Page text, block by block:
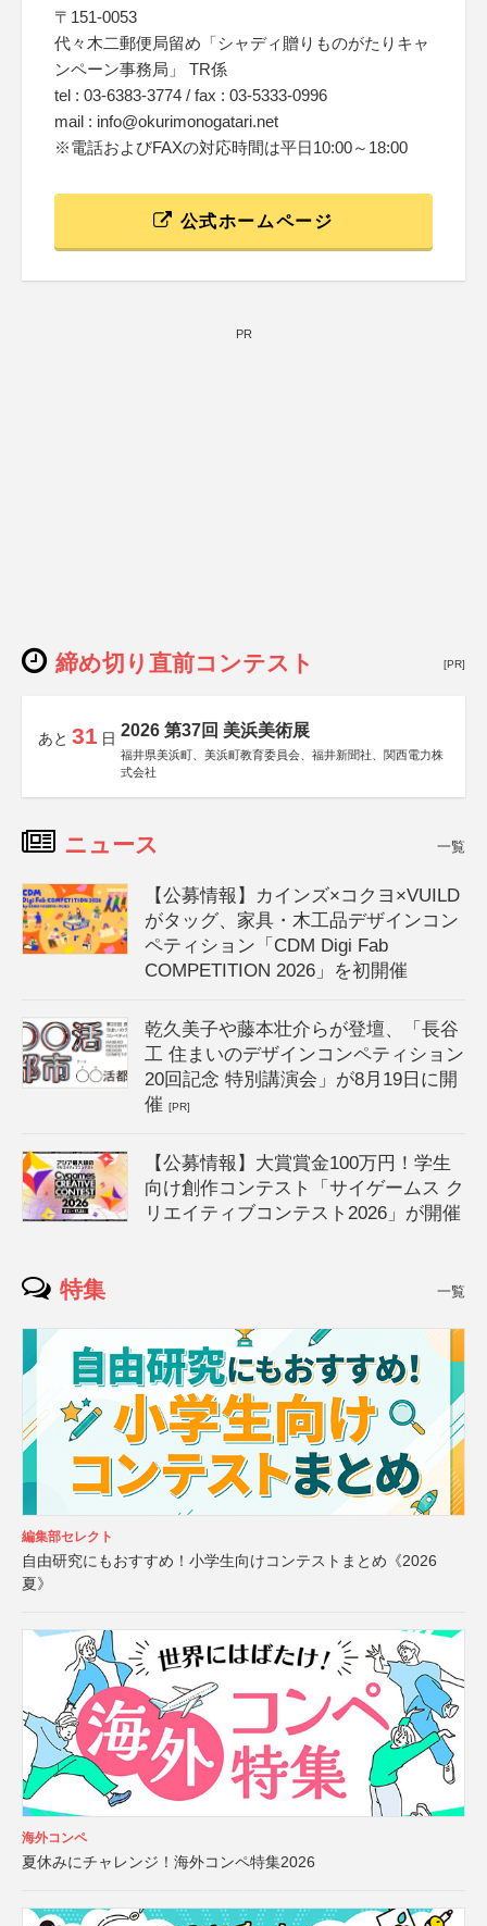
〒151-0053
代々木二郵便局留め「シャディ贈りものがたりキャ
ンペーン事務局」 TR係
tel : 03-6383-3774 / fax : 03-5333-0996
mail : info@okurimonogatari.net
※電話およびFAXの対応時間は平日10:00～18:00
公式ホームページ
PR
締め切り直前コンテスト [PR]
あと 31 日 2026 第37回 美浜美術展
福井県美浜町、美浜町教育委員会、福井新聞社、関西電力株
式会社
ニュース 一覧
【公募情報】カインズ×コクヨ×VUILD
がタッグ、家具・木工品デザインコン
ペティション「CDM Digi Fab
COMPETITION 2026」を初開催
乾久美子や藤本壮介らが登壇、「長谷
工 住まいのデザインコンペティション
20回記念 特別講演会」が8月19日に開
催[PR]
【公募情報】大賞賞金100万円！学生
向け創作コンテスト「サイゲームス ク
リエイティブコンテスト2026」が開催
特集 一覧
編集部セレクト
自由研究にもおすすめ！小学生向けコンテストまとめ《2026
夏》
海外コンペ
夏休みにチャレンジ！海外コンペ特集2026